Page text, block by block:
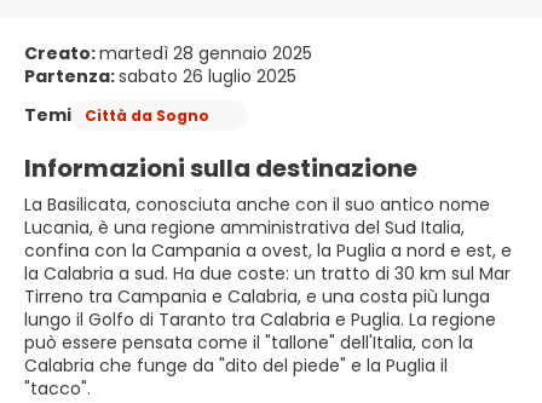
Creato:martedì 28 gennaio 2025
Partenza:sabato 26 luglio 2025
Temi
Città da Sogno
Informazioni sulla destinazione
La Basilicata, conosciuta anche con il suo antico nome
Lucania, è una regione amministrativa del Sud Italia,
confina con la Campania a ovest, la Puglia a nord e est, e
la Calabria a sud. Ha due coste: un tratto di 30 km sul Mar
Tirreno tra Campania e Calabria, e una costa più lunga
lungo il Golfo di Taranto tra Calabria e Puglia. La regione
può essere pensata come il "tallone" dell'Italia, con la
Calabria che funge da "dito del piede" e la Puglia il
"tacco".